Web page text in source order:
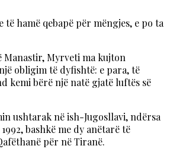
hamë qebapë për mëngjes, e po ta
Manastir, Myrveti ma kujton
obligim të dyfishtë: e para, të
kemi bërë një natë gjatë luftës së
ushtarak në ish-Jugosllavi, ndërsa
bashkë me dy anëtarë të
për në Tiranë.